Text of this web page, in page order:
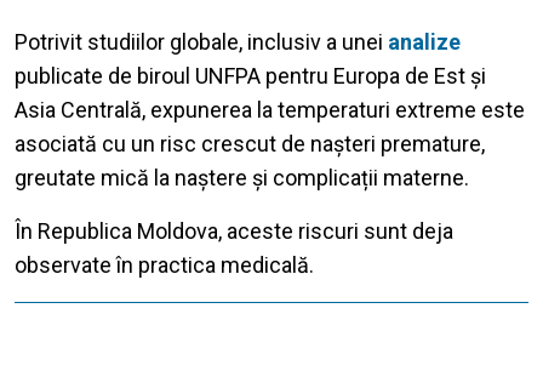
Potrivit studiilor globale, inclusiv a unei analize
publicate de biroul UNFPA pentru Europa de Est și
Asia Centrală, expunerea la temperaturi extreme este
asociată cu un risc crescut de nașteri premature,
greutate mică la naștere și complicații materne.
În Republica Moldova, aceste riscuri sunt deja
observate în practica medicală.